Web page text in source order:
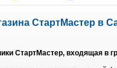
СтартМастер в
СтартМастер, входящая в